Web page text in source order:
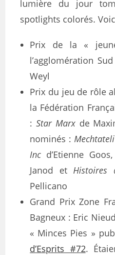
lumière du jour
spotlights colorés.
Prix de la «
l’agglomération
Weyl
Prix du jeu de rôle
la Fédération
: Star Marxde
nominés :Mechtateli
Inc d’Etienne Goos,
Janod etHistoires
Pellicano
Grand Prix Zone
Bagneux : Eric
« Minces Pies »
d’Esprits #72.